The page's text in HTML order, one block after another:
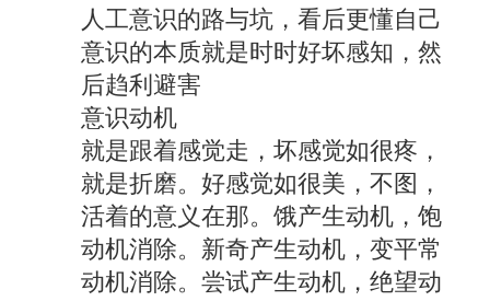
人工意识的路与坑，看后更懂自己
意识的本质就是时时好坏感知，然
后趋利避害
意识动机
就是跟着感觉走，坏感觉如很疼，
就是折磨。好感觉如很美，不图，
活着的意义在那。饿产生动机，饱
动机消除。新奇产生动机，变平常
动机消除。尝试产生动机，绝望动